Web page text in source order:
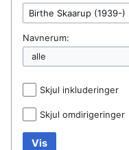
Navnerum:
Skjul inkluderinger
Skjul omdirigeringer
Vis